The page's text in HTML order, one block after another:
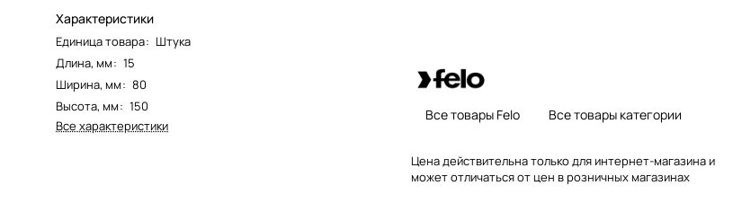
Характеристики
Единица товара: Штука
Длина, мм: 15
Ширина, мм: 80
Высота, мм: 150
Все характеристики
Все товары Felo Все товары категории
Цена действительна только для интернет-магазина и
может отличаться от цен в розничных магазинах